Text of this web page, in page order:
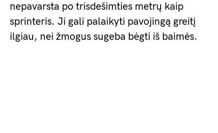
nepavarsta po trisdešimties metrų kaip
sprinteris. Ji gali palaikyti pavojingą greitį
ilgiau, nei žmogus sugeba bėgti iš baimės.